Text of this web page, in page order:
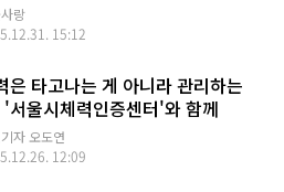
랑
15:12
은 타고나는 게 아니라 관리하는
서울시체력인증센터'와 함께
자 오도연
12:09